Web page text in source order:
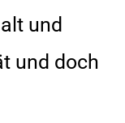
und
und doch